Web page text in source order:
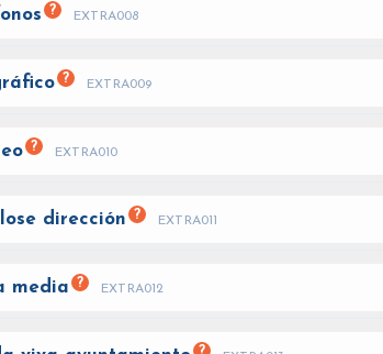
? EXTRA008
? EXTRA009
? EXTRA010
dirección ? EXTRA011
media ? EXTRA012
?